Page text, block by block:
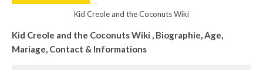
Kid Creole and the Coconuts Wiki
Kid Creole and the Coconuts Wiki , Biographie, Age,
Mariage, Contact & Informations